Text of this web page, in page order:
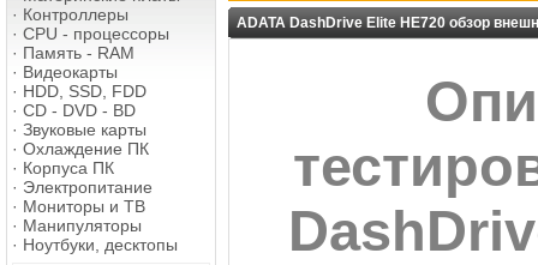
· Контроллеры
· CPU - процессоры
· Память - RAM
· Видеокарты
· HDD, SSD, FDD
· CD - DVD - BD
· Звуковые карты
· Охлаждение ПК
· Корпуса ПК
· Электропитание
· Мониторы и ТВ
· Манипуляторы
· Ноутбуки, десктопы
ADATA DashDrive Elite НЕ720 обзор